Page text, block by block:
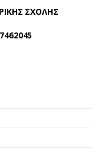
ΣΧΟΛΗΣ